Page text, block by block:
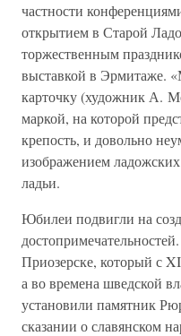
частности
открытием в Старой
торжественным
выставкой в Эрмитаже.
карточку (художник А.
маркой, на которой
крепость, и довольно
изображением
ладьи.
Юбилеи подвигли на
Приозерске, который с
а во времена шведской
установили памятник
сказании о славянском